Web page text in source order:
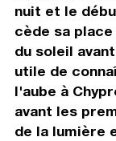
nuit et le
cède sa
du soleil
utile de
l'aube à
avant les
de la lumière